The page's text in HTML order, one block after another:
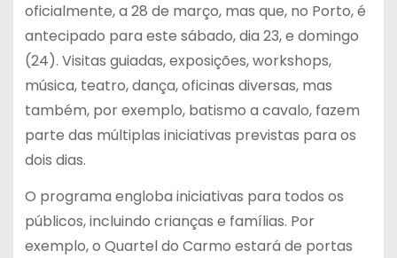
oficialmente, a 28 de março, mas que, no Porto, é
antecipado para este sábado, dia 23, e domingo
(24). Visitas guiadas, exposições, workshops,
música, teatro, dança, oficinas diversas, mas
também, por exemplo, batismo a cavalo, fazem
parte das múltiplas iniciativas previstas para os
dois dias.
O programa engloba iniciativas para todos os
públicos, incluindo crianças e famílias. Por
exemplo, o Quartel do Carmo estará de portas